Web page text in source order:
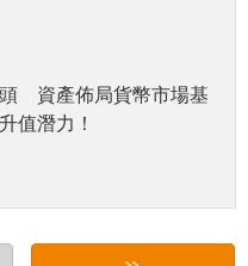
資產佈局貨幣市場基
值潛力！